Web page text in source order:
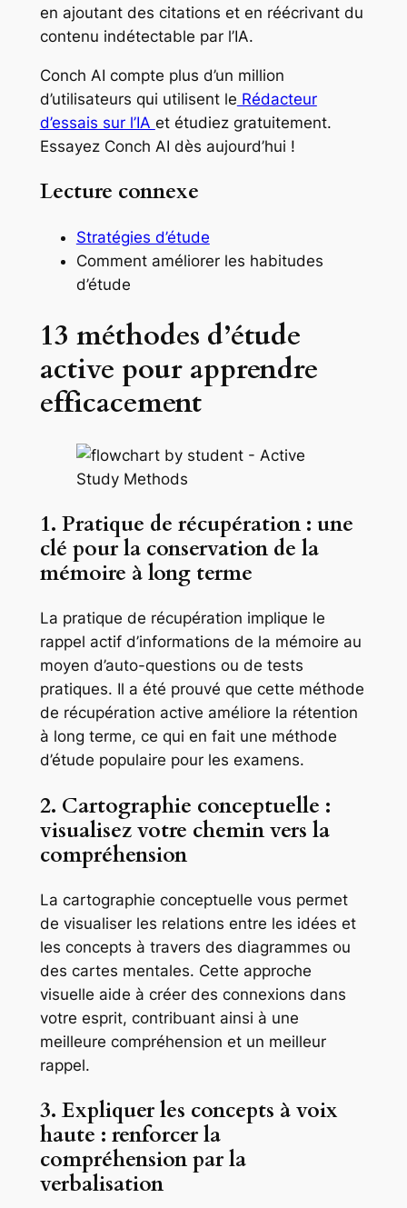
en ajoutant des citations et en réécrivant du
contenu indétectable par l’IA.
Conch AI compte plus d’un million
d’utilisateurs qui utilisent le Rédacteur
d’essais sur l’IA et étudiez gratuitement.
Essayez Conch AI dès aujourd’hui !
Lecture connexe
Stratégies d’étude
Comment améliorer les habitudes
d’étude
13 méthodes d’étude
active pour apprendre
efficacement
1. Pratique de récupération : une
clé pour la conservation de la
mémoire à long terme
La pratique de récupération implique le
rappel actif d’informations de la mémoire au
moyen d’auto-questions ou de tests
pratiques. Il a été prouvé que cette méthode
de récupération active améliore la rétention
à long terme, ce qui en fait une méthode
d’étude populaire pour les examens.
2. Cartographie conceptuelle :
visualisez votre chemin vers la
compréhension
La cartographie conceptuelle vous permet
de visualiser les relations entre les idées et
les concepts à travers des diagrammes ou
des cartes mentales. Cette approche
visuelle aide à créer des connexions dans
votre esprit, contribuant ainsi à une
meilleure compréhension et un meilleur
rappel.
3. Expliquer les concepts à voix
haute : renforcer la
compréhension par la
verbalisation